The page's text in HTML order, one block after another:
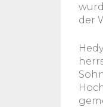
der